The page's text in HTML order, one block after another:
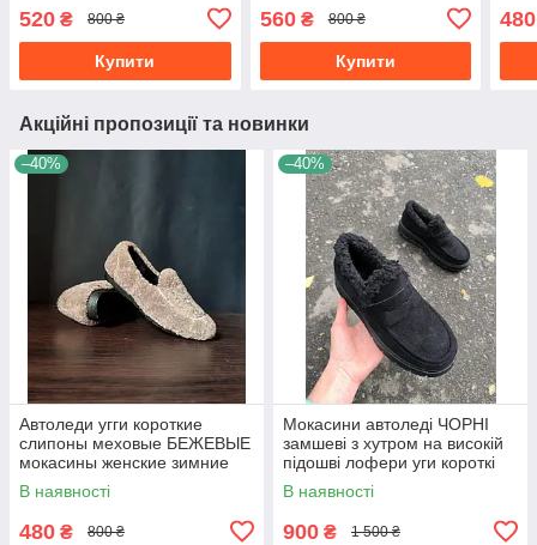
autoledy BLACK
520 ₴ 800 ₴
Купити
560₴ 800 ₴
Купити
480
Акційні пропозиції та новинки
–40%
Автоледи угги короткие
слипоны меховые БЕЖЕВЫЕ
мокасины женские зимние
В наявності
480 ₴ 800 ₴
–40%
Мокасини автоледі ЧОРНІ
замшеві з хутром на високій
підошві лофери уги короткі
зима жіночі
В наявності
900 ₴ 1 500 ₴